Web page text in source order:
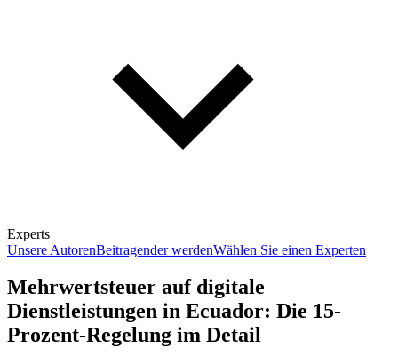
Experts
Unsere AutorenBeitragender werdenWählen Sie einen Experten
Mehrwertsteuer auf digitale
Dienstleistungen in Ecuador: Die 15-
Prozent-Regelung im Detail